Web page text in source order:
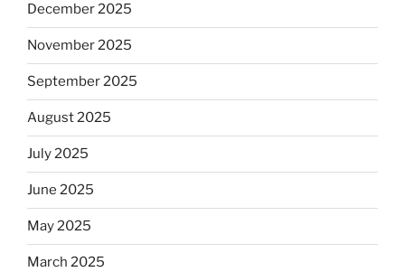
December 2025
November 2025
September 2025
August 2025
July 2025
June 2025
May 2025
March 2025